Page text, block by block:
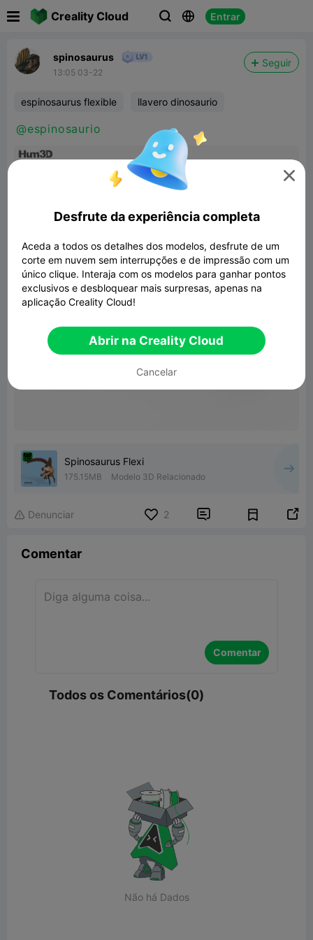
Creality Cloud   Entrar
spinosaurus
13:05 03-22
Seguir
espinosaurus flexible llavero dinosaurio
@espinosaurio
Spinosaurus Flexi
175.15MB Modelo 3D Relacionado
 Denunciar 2  
Comentar
Comentar
Todos os Comentários(0)
Não há Dados

Desfrute da experiência completa
Aceda a todos os detalhes dos modelos, desfrute de um
corte em nuvem sem interrupções e de impressão com um
único clique. Interaja com os modelos para ganhar pontos
exclusivos e desbloquear mais surpresas, apenas na
aplicação Creality Cloud!
Abrir na Creality Cloud
Cancelar